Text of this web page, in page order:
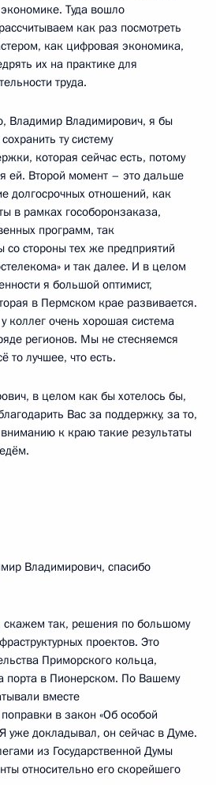
Туда вошло
как раз посмотреть
как цифровая экономика,
их на практике для
труда.
Владимир Владимирович, я бы
ту систему
которая сейчас есть, потому
ей. Второй момент – это дальше
долгосрочных отношений, как
в рамках гособоронзаказа,
программ, так
со стороны тех же предприятий
и так далее. И в целом
я большой оптимист,
в Пермском крае развивается.
коллег очень хорошая система
регионов. Мы не стесняемся
то лучшее, что есть.
в целом как бы хотелось бы,
Вас за поддержку, за то,
к краю такие результаты
Владимирович, спасибо
скажем так, решения по большому
проектов. Это
Приморского кольца,
порта в Пионерском. По Вашему
вместе
в закон «Об особой
уже докладывал, он сейчас в Думе.
из Государственной Думы
относительно его скорейшего